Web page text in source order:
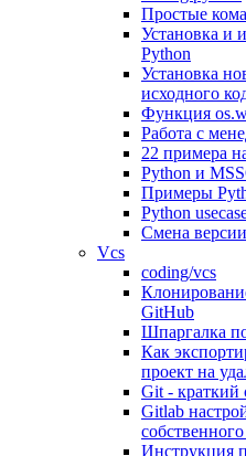
Простые
Установка и
Python
Установка
исходного
Функция
Работа с
22 примера
Python и
Примеры
Python
Смена
Vcs
coding/vcs
GitHub
Шпаргалка
Как
проект на
Git - краткий
Gitlab
Инструкция